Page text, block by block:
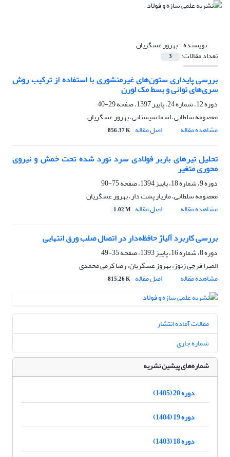
نویسنده =بهروز عسگریان
تعداد مقالات: 3
بررسی پایداری ستون‌های غیرمنشوری با استفاده از ترکیب روش
سری‌های توانی و بسط مک لورن
دوره 12، شماره 24، پاییز 1397، صفحه
29-40
معصومه سلطانی، اسما سیستانی، بهروز عسگریان
مشاهده مقاله
اصل مقاله 856.37 K
تحلیل تیرهای باربر فولادی سرد نورد شده تحت خمش و نیروی
محوری متغیر
دوره 9، شماره 18، پاییز 1394، صفحه
75-90
معصومه سلطانی، مازیار پشت دار، بهروز عسگریان
مشاهده مقاله
اصل مقاله 1.02 M
بررسی کاربرد آلیاژ حافظه‌دار در اتصال صلب ورق انتهایی
دوره 8، شماره 16، پاییز 1393، صفحه
35-49
المیرا فرجی زنوز، بهروز عسگریان، رضا کرمی محمدی
مشاهده مقاله
اصل مقاله 815.26 K
مقالات آماده انتشار
شماره جاری
شماره‌های پیشین نشریه
دوره 20 (1405)
دوره 19 (1404)
دوره 18 (1403)